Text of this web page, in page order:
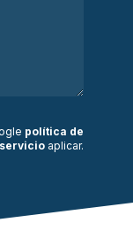
política de
aplicar.